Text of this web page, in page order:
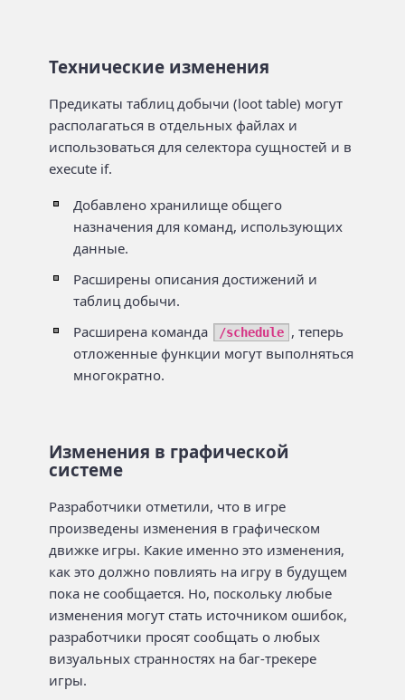
Технические изменения
Предикаты таблиц добычи (loot table) могут
располагаться в отдельных файлах и
использоваться для селектора сущностей и в
execute if.
Добавлено хранилище общего
назначения для команд, использующих
данные.
Расширены описания достижений и
таблиц добычи.
Расширена команда
/schedule , теперь
отложенные функции могут выполняться
многократно.
Изменения в графической
системе
Разработчики отметили, что в игре
произведены изменения в графическом
движке игры. Какие именно это изменения,
как это должно повлиять на игру в будущем
пока не сообщается. Но, поскольку любые
изменения могут стать источником ошибок,
разработчики просят сообщать о любых
визуальных странностях на баг-трекере
игры.